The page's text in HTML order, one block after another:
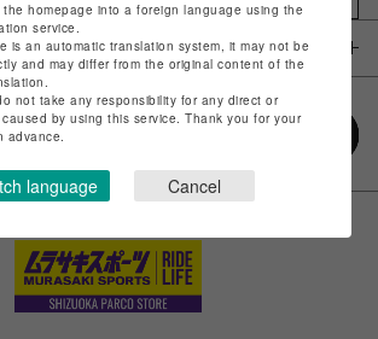
the homepage into a foreign language using the
service.
is an automatic translation system, it may not be
and may differ from the original content of the
not take any responsibility for any direct or
by using this service. Thank you for your
advance.
language Cancel